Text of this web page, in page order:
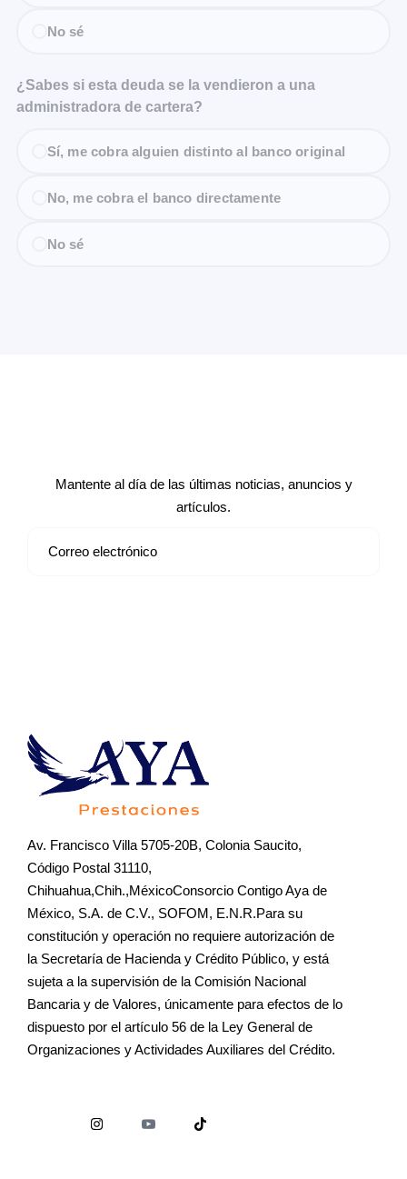
No sé
¿Sabes si esta deuda se la vendieron a una
administradora de cartera?
Sí, me cobra alguien distinto al banco original
No, me cobra el banco directamente
No sé
Mantente al día de las últimas noticias, anuncios y
artículos.
Av. Francisco Villa 5705-20B, Colonia Saucito,
Código Postal 31110,
Chihuahua,Chih.,MéxicoConsorcio Contigo Aya de
México, S.A. de C.V., SOFOM, E.N.R.Para su
constitución y operación no requiere autorización de
la Secretaría de Hacienda y Crédito Público, y está
sujeta a la supervisión de la Comisión Nacional
Bancaria y de Valores, únicamente para efectos de lo
dispuesto por el artículo 56 de la Ley General de
Organizaciones y Actividades Auxiliares del Crédito.